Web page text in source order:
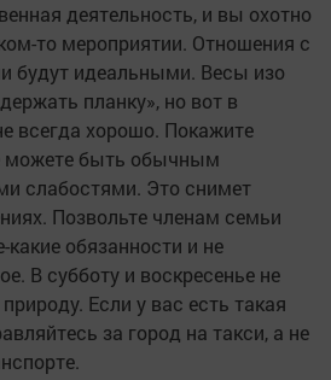
деятельность, и вы охотно
то мероприятии. Отношения с
будут идеальными. Весы изо
планку», но вот в
всегда хорошо. Покажите
можете быть обычным
слабостями. Это снимет
Позвольте членам семьи
обязанности и не
В субботу и воскресенье не
Если у вас есть такая
за город на такси, а не